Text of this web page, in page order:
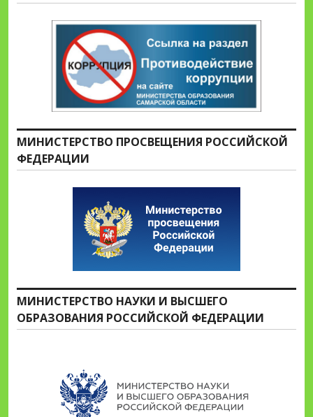
МИНИСТЕРСТВО ПРОСВЕЩЕНИЯ РОССИЙСКОЙ
ФЕДЕРАЦИИ
МИНИСТЕРСТВО НАУКИ И ВЫСШЕГО
ОБРАЗОВАНИЯ РОССИЙСКОЙ ФЕДЕРАЦИИ